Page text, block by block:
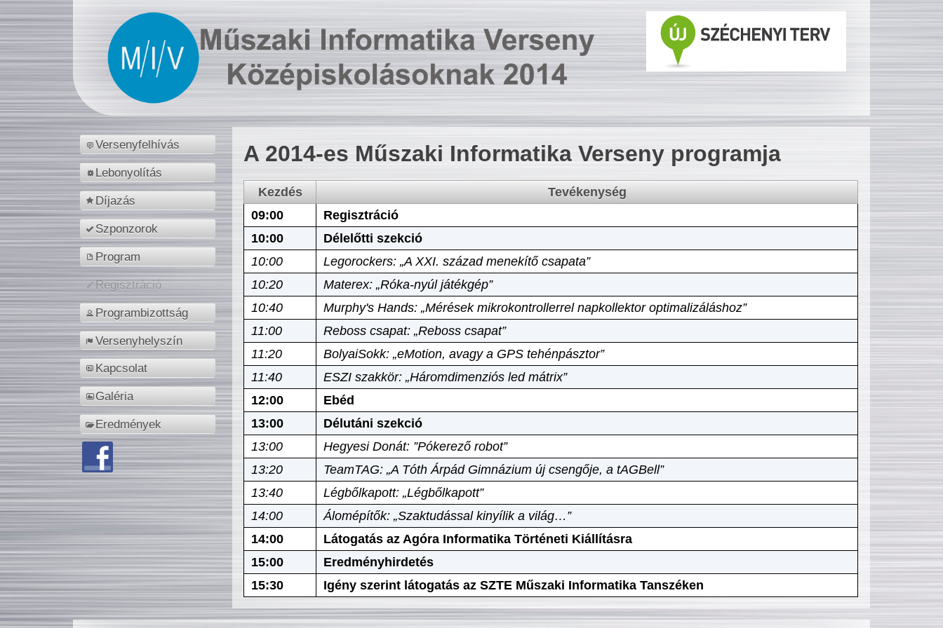
Versenyfelhívás
Lebonyolítás
Díjazás
Szponzorok
Program
Regisztráció
Programbizottság
Versenyhelyszín
Kapcsolat
Galéria
Eredmények
A 2014-es Műszaki Informatika Verseny programja
Kezdés
Tevékenység
09:00
Regisztráció
10:00
Délelőtti szekció
10:00
Legorockers: „A XXI. század menekítő csapata”
10:20
Materex: „Róka-nyúl játékgép”
10:40
Murphy's Hands: „Mérések mikrokontrollerrel napkollektor optimalizáláshoz”
11:00
Reboss csapat: „Reboss csapat”
11:20
BolyaiSokk: „eMotion, avagy a GPS tehénpásztor”
11:40
ESZI szakkör: „Háromdimenziós led mátrix”
12:00
Ebéd
13:00
Délutáni szekció
13:00
Hegyesi Donát: ”Pókerező robot”
13:20
TeamTAG: „A Tóth Árpád Gimnázium új csengője, a tAGBell”
13:40
Légbőlkapott: „Légbőlkapott”
14:00
Álomépítők: „Szaktudással kinyílik a világ…”
14:00
Látogatás az Agóra Informatika Történeti Kiállításra
15:00
Eredményhirdetés
15:30
Igény szerint látogatás az SZTE Műszaki Informatika Tanszéken